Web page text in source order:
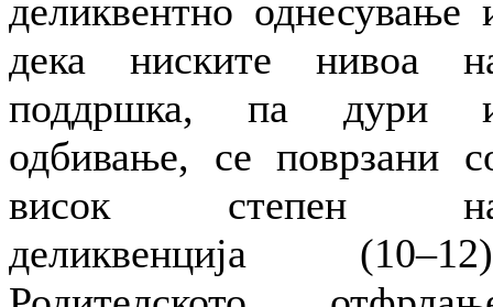
деликвентно однесување
дека ниските нивоа
поддршка, па дури
одбивање, се поврзани
висок степен
деликвенција